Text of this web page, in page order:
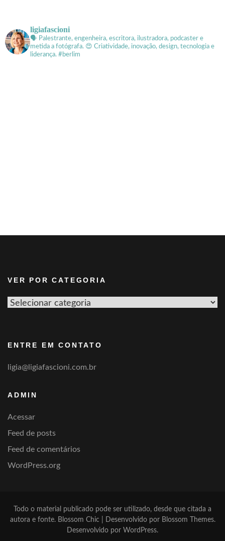
ligiafascioni
🗣 Palestrante, engenheira, escritora, ilustradora, podcaster e
metida a fotógrafa. 😍 Criatividade, inovação, design, tecnologia e
liderança. #berlim
VER POR CATEGORIA
Ver
ENTRE EM CONTATO
ligia@ligiafascioni.com.br
ADMIN
Acessar
Feed de posts
Feed de comentários
WordPress.org
Todo o material publicado pode ser utilizado, desde que citada a
autora e fonte.Blossom Chic | Desenvolvido por Blossom Themes.
Desenvolvido por WordPress.